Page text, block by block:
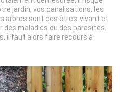
jardin, vos canalisations, les
arbres sont des êtres-vivant et
maladies ou des parasites.
il faut alors faire recours à